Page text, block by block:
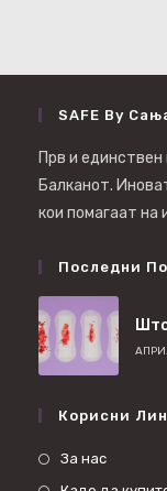
SAFE By
Прв и
Балканот.
кои помагаат на
Последни
Корисни
За нас